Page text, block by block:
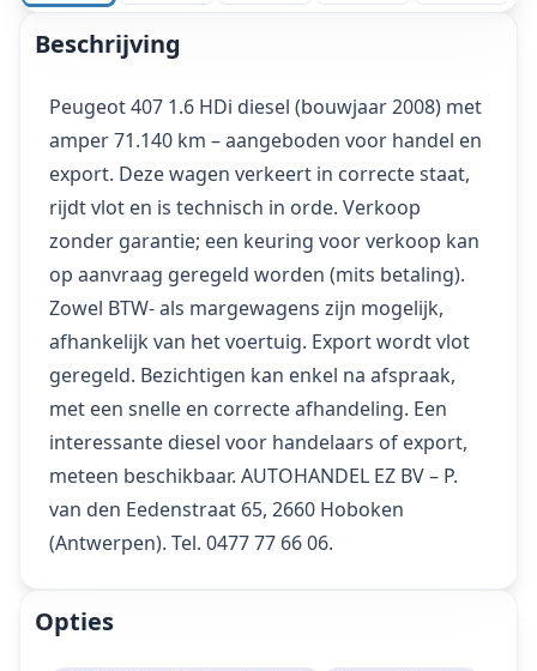
Beschrijving
Peugeot 407 1.6 HDi diesel (bouwjaar 2008) met
amper 71.140 km – aangeboden voor handel en
export. Deze wagen verkeert in correcte staat,
rijdt vlot en is technisch in orde. Verkoop
zonder garantie; een keuring voor verkoop kan
op aanvraag geregeld worden (mits betaling).
Zowel BTW- als margewagens zijn mogelijk,
afhankelijk van het voertuig. Export wordt vlot
geregeld. Bezichtigen kan enkel na afspraak,
met een snelle en correcte afhandeling. Een
interessante diesel voor handelaars of export,
meteen beschikbaar. AUTOHANDEL EZ BV – P.
van den Eedenstraat 65, 2660 Hoboken
(Antwerpen). Tel. 0477 77 66 06.
Opties